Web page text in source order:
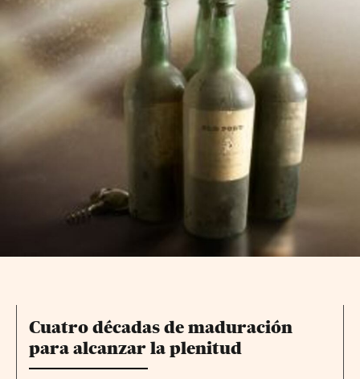
Cuatro décadas de maduración
para alcanzar la plenitud